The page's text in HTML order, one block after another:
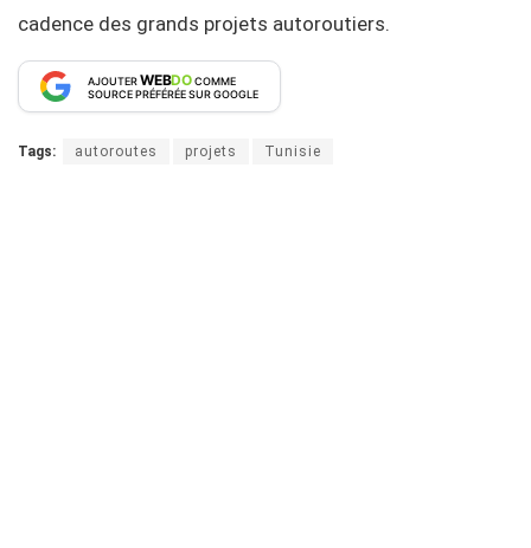
cadence des grands projets autoroutiers.
AJOUTERWEBDOCOMME
SOURCE PRÉFÉRÉE SUR GOOGLE
Tags: autoroutes projets Tunisie